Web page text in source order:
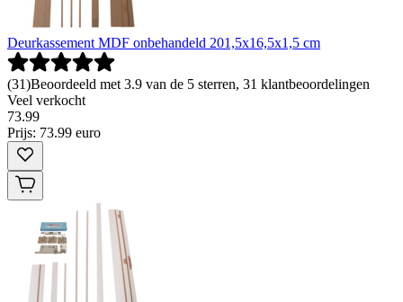
Deurkassement MDF onbehandeld 201,5x16,5x1,5 cm
(31)Beoordeeld met 3.9 van de 5 sterren, 31 klantbeoordelingen
Veel verkocht
73.99
Prijs: 73.99 euro